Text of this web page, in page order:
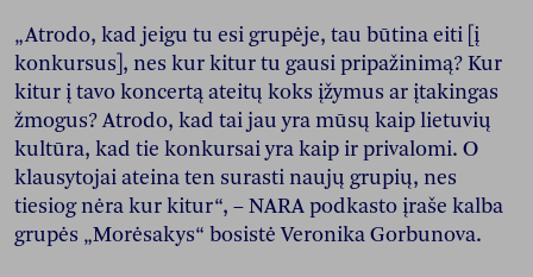
„Atrodo, kad jeigu tu esi grupėje, tau būtina eiti [į
konkursus], nes kur kitur tu gausi pripažinimą? Kur
kitur į tavo koncertą ateitų koks įžymus ar įtakingas
žmogus? Atrodo, kad tai jau yra mūsų kaip lietuvių
kultūra, kad tie konkursai yra kaip ir privalomi. O
klausytojai ateina ten surasti naujų grupių, nes
tiesiog nėra kur kitur“, – NARA podkasto įraše kalba
grupės „Morėsakys“ bosistė Veronika Gorbunova.